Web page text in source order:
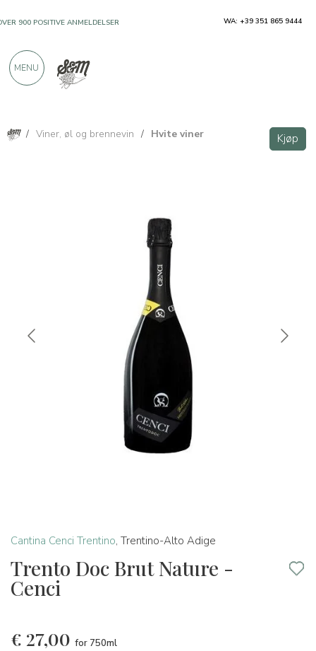
/ Viner, øl og brennevin / Hvite viner Kjøp
Cantina Cenci Trentino, Trentino-Alto Adige
Trento Doc Brut Nature -
Cenci
€ 27,00 for 750ml
900 POSITIVE ANMELDELSER WA: +39 351 865 9444
MENU